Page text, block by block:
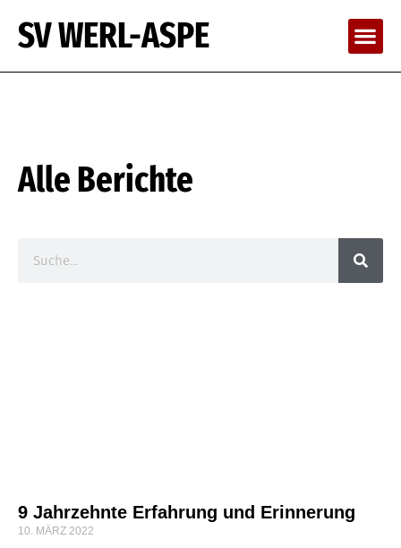
SV WERL-ASPE
Alle Berichte
9 Jahrzehnte Erfahrung und Erinnerung
10. MÄRZ 2022